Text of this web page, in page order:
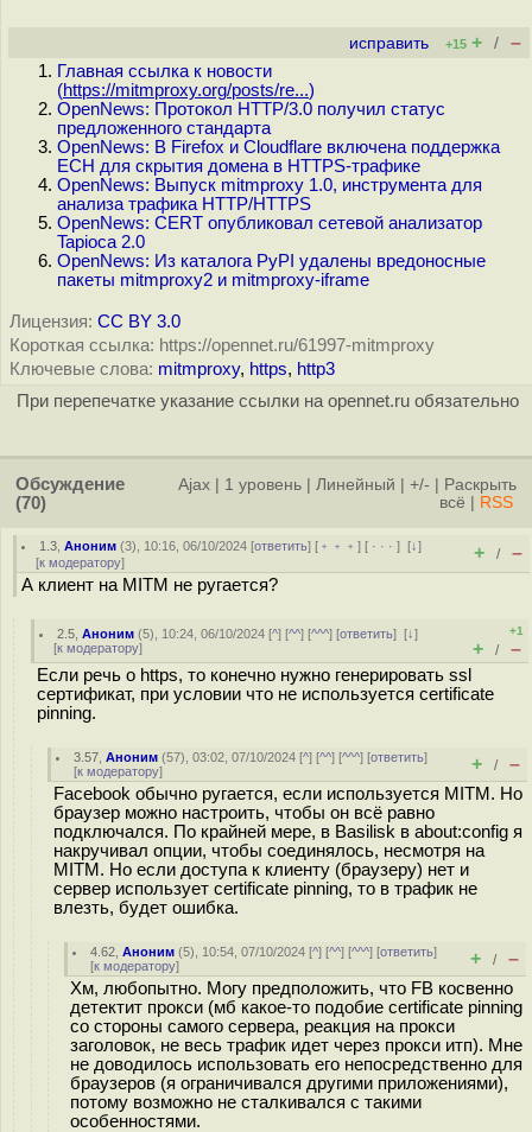
исправить +15 + / –
Главная ссылка к новости
(https://mitmproxy.org/posts/re...)
OpenNews: Протокол HTTP/3.0 получил статус
предложенного стандарта
OpenNews: В Firefox и Cloudflare включена поддержка
ECH для скрытия домена в HTTPS-трафике
OpenNews: Выпуск mitmproxy 1.0, инструмента для
анализа трафика HTTP/HTTPS
OpenNews: CERT опубликовал сетевой анализатор
Tapioca 2.0
OpenNews: Из каталога PyPI удалены вредоносные
пакеты mitmproxy2 и mitmproxy-iframe
Лицензия: CC BY 3.0
Короткая ссылка: https://opennet.ru/61997-mitmproxy
Ключевые слова: mitmproxy, https, http3
При перепечатке указание ссылки на opennet.ru обязательно
Обсуждение
(70)
Ajax 1 уровень Линейный +/-
Раскрыть
всё
RSS
1.3 ,Аноним (3), 10:16, 06/10/2024 [ответить] [ ﹢﹢﹢] [ · · ·][↓]
[к модератору] + / –
А клиент на MITM не ругается?
2.5 ,Аноним (5), 10:24, 06/10/2024 [^] [^^] [^^^] [ответить][↓]
[к модератору]
+1
+ / –
Если речь о https, то конечно нужно генерировать ssl
сертификат, при условии что не используется certificate
pinning.
3.57 ,Аноним (57), 03:02, 07/10/2024 [^] [^^] [^^^] [ответить]
[к модератору] + / –
Facebook обычно ругается, если используется MITM. Но
браузер можно настроить, чтобы он всё равно
подключался. По крайней мере, в Basilisk в about:config я
накручивал опции, чтобы соединялось, несмотря на
MITM. Но если доступа к клиенту (браузеру) нет и
сервер использует certificate pinning, то в трафик не
влезть, будет ошибка.
4.62 ,Аноним (5), 10:54, 07/10/2024 [^] [^^] [^^^] [ответить]
[к модератору] + / –
Хм, любопытно. Могу предположить, что FB косвенно
детектит прокси (мб какое-то подобие certificate pinning
со стороны самого сервера, реакция на прокси
заголовок, не весь трафик идет через прокси итп). Мне
не доводилось использовать его непосредственно для
браузеров (я ограничивался другими приложениями),
потому возможно не сталкивался с такими
особенностями.